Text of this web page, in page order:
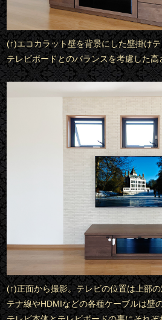
(↑)エコカラット壁を背景にした壁掛け
テレビボードとのバランスを考慮した高
(↑)正面から撮影。テレビの位置は上部
テナ線やHDMIなどの各種ケーブルは壁